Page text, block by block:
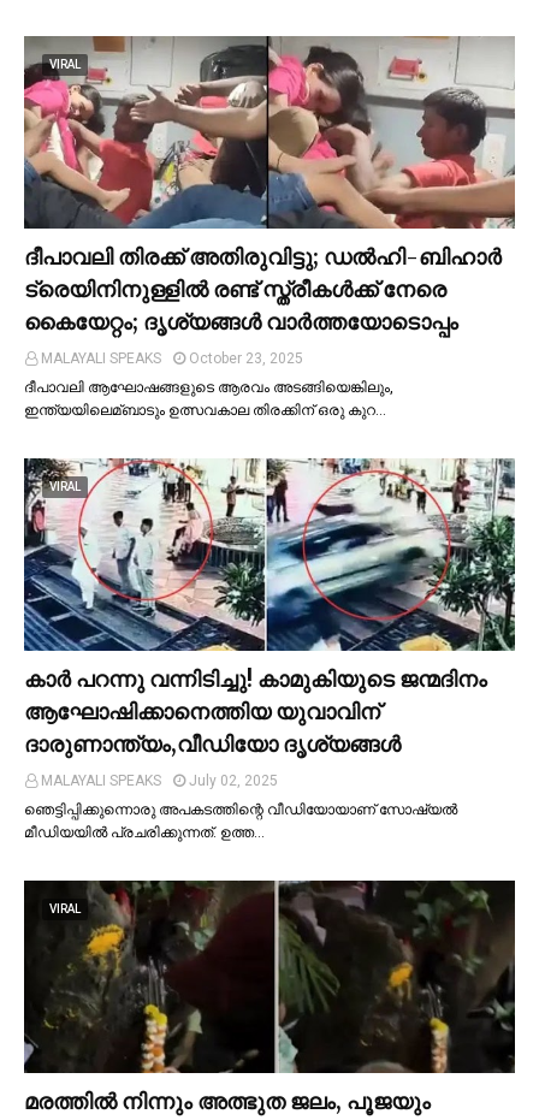
VIRAL
ദീപാവലി തിരക്ക് അതിരുവിട്ടു; ഡല്‍ഹി-ബിഹാര്‍
ട്രെയിനിനുള്ളില്‍ രണ്ട് സ്ത്രീകള്‍ക്ക് നേരെ
കൈയേറ്റം; ദൃശ്യങ്ങള്‍ വാർത്തയോടൊപ്പം
MALAYALI SPEAKS
October 23, 2025
ദീപാവലി ആഘോഷങ്ങളുടെ ആരവം അടങ്ങിയെങ്കിലും,
ഇന്ത്യയിലെമ്ബാടും ഉത്സവകാല തിരക്കിന് ഒരു കുറ…
VIRAL
കാര്‍ പറന്നു വന്നിടിച്ചു! കാമുകിയുടെ ജന്മദിനം
ആഘോഷിക്കാനെത്തിയ യുവാവിന്
ദാരുണാന്ത്യം,വീഡിയോ ദൃശ്യങ്ങൾ
MALAYALI SPEAKS
July 02, 2025
ഞെട്ടിപ്പിക്കുന്നൊരു അപകടത്തിന്റെ വീഡിയോയാണ് സോഷ്യല്‍
മീഡിയയില്‍ പ്രചരിക്കുന്നത്. ഉത്ത…
VIRAL
മരത്തില്‍ നിന്നും അത്ഭുത ജലം, പൂജയും